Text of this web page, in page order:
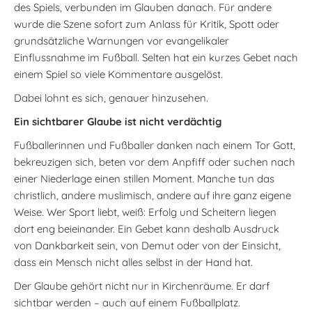
des Spiels, verbunden im Glauben danach. Für andere
wurde die Szene sofort zum Anlass für Kritik, Spott oder
grundsätzliche Warnungen vor evangelikaler
Einflussnahme im Fußball. Selten hat ein kurzes Gebet nach
einem Spiel so viele Kommentare ausgelöst.
Dabei lohnt es sich, genauer hinzusehen.
Ein sichtbarer Glaube ist nicht verdächtig
Fußballerinnen und Fußballer danken nach einem Tor Gott,
bekreuzigen sich, beten vor dem Anpfiff oder suchen nach
einer Niederlage einen stillen Moment. Manche tun das
christlich, andere muslimisch, andere auf ihre ganz eigene
Weise. Wer Sport liebt, weiß: Erfolg und Scheitern liegen
dort eng beieinander. Ein Gebet kann deshalb Ausdruck
von Dankbarkeit sein, von Demut oder von der Einsicht,
dass ein Mensch nicht alles selbst in der Hand hat.
Der Glaube gehört nicht nur in Kirchenräume. Er darf
sichtbar werden – auch auf einem Fußballplatz.